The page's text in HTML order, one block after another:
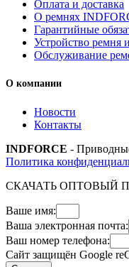
Оплата и доставка
О ремнях
Гарантийные
Устройство ремня
Обслуживание
О компании
Новости
Контакты
INDFORCE -
Политика
СКАЧАТЬ ОПТОВЫЙ
Ваше имя:
Ваша электронная почта:
Ваш номер телефона:
Сайт защищён Google